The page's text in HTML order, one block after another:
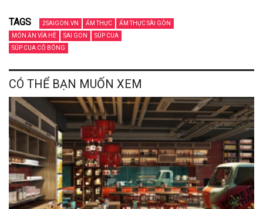
TAGS 2SAIGON.VN ẨM THỰC
ẨM THỰC SÀI GÒN
MÓN ĂN VỈA HÈ
SAI GON
SÚP CUA
SÚP CUA CÔ BÔNG
CÓ THỂ BẠN MUỐN XEM